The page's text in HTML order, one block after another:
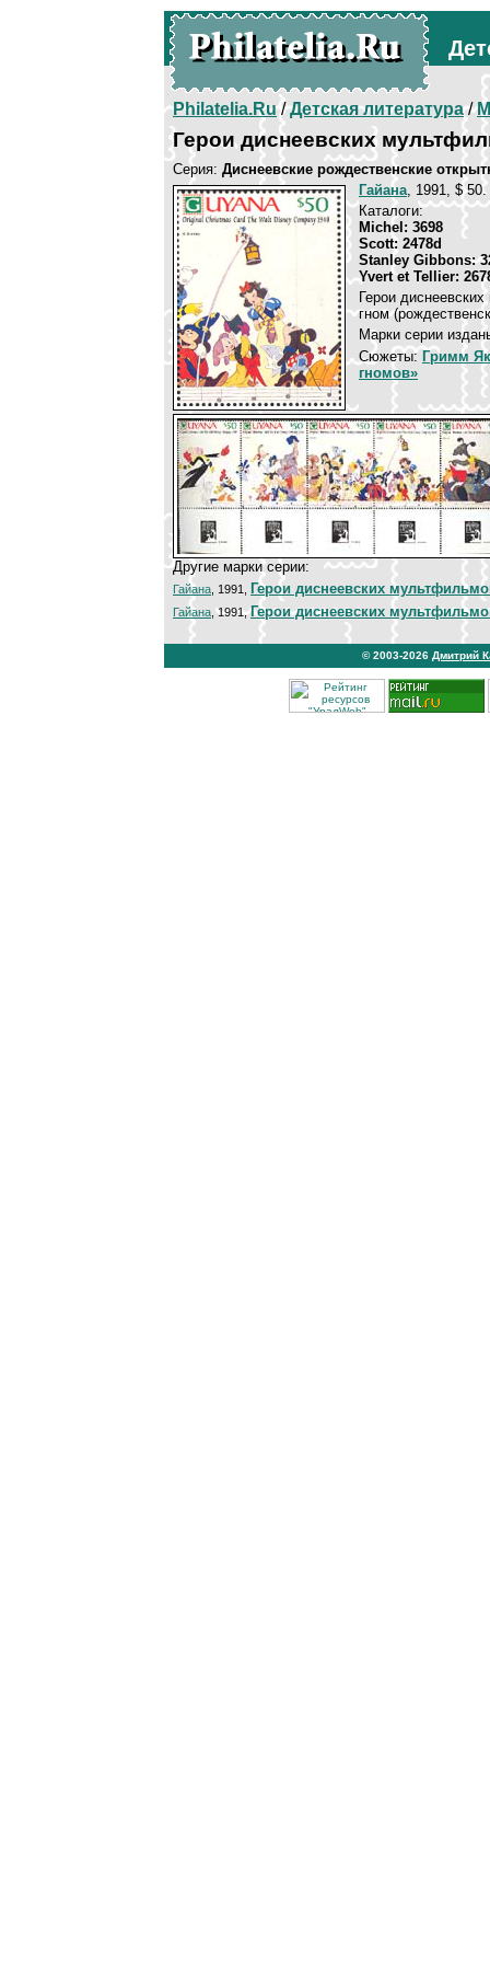
Philatelia.Ru/Детская литература/
Герои диснеевских
Серия: Диснеевские рождественские
Гайана, 1991, $
Каталоги:
Michel: 3698
Scott: 2478d
Stanley Gibbons:
Yvert et Tellier:
Герои
гном
Марки серии
Сюжеты: Гримм
гномов»
Другие марки серии:
Гайана , 1991, Герои диснеевских
Гайана , 1991,Герои диснеевских
© 2003-2026 Дмитрий